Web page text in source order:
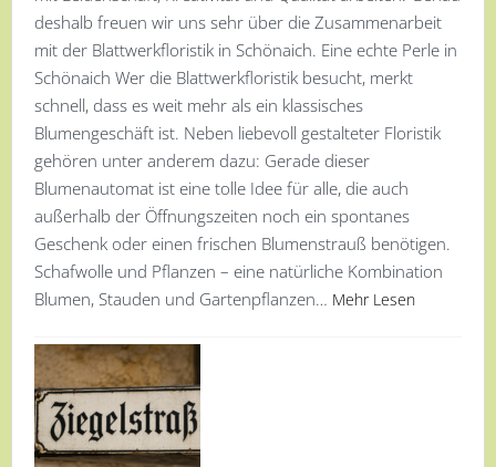
deshalb freuen wir uns sehr über die Zusammenarbeit
mit der Blattwerkfloristik in Schönaich. Eine echte Perle in
Schönaich Wer die Blattwerkfloristik besucht, merkt
schnell, dass es weit mehr als ein klassisches
Blumengeschäft ist. Neben liebevoll gestalteter Floristik
gehören unter anderem dazu: Gerade dieser
Blumenautomat ist eine tolle Idee für alle, die auch
außerhalb der Öffnungszeiten noch ein spontanes
Geschenk oder einen frischen Blumenstrauß benötigen.
Schafwolle und Pflanzen – eine natürliche Kombination
Blumen, Stauden und Gartenpflanzen… Mehr Lesen